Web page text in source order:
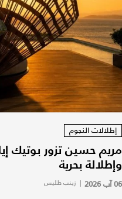
إطلالات النجوم
مريم حسين تزور بوتيك
وإطلالة بحرية
06 آب 2026 | زينب طليس